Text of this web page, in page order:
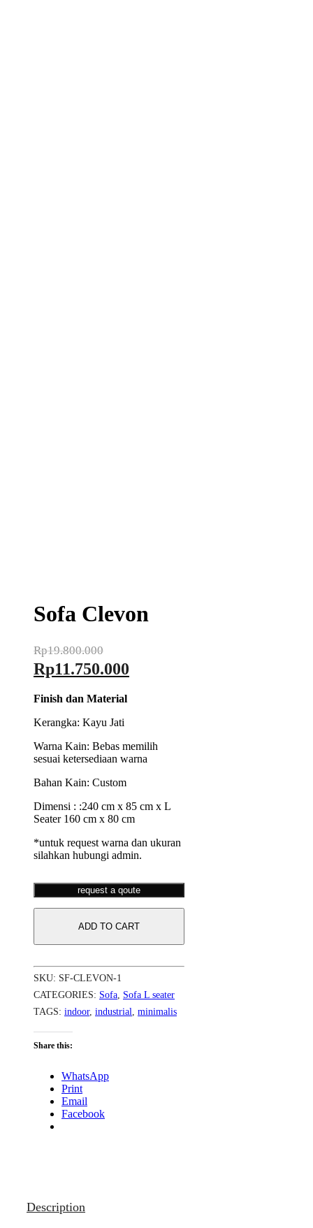
Sofa Clevon
Rp19.800.000
Original
was:
Rp19.800.000.
Rp11.750.000
Finish dan Material
Kerangka: Kayu Jati
Warna Kain: Bebas memilih
sesuai ketersediaan warna
Bahan Kain: Custom
Dimensi : :240 cm x 85 cm x L
Seater 160 cm x 80 cm
*untuk request warna dan ukuran
silahkan hubungi admin.
request a qoute
ADD TO CART
SKU: SF-CLEVON-1
CATEGORIES: Sofa, Sofa L seater
TAGS: indoor, industrial, minimalis
Share this:
WhatsApp
Print
Email
Facebook
Description